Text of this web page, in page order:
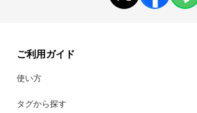
ご利用ガイド
使い方
タグから探す